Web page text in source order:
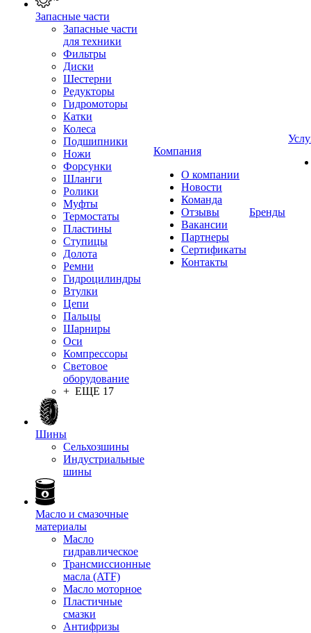
Запасные части
Запасные части
для техники
Фильтры
Диски
Шестерни
Редукторы
Гидромоторы
Катки
Колеса
Подшипники
Ножи
Форсунки
Шланги
Ролики
Муфты
Термостаты
Пластины
Ступицы
Долота
Ремни
Гидроцилиндры
Втулки
Цепи
Пальцы
Шарниры
Оси
Компрессоры
Световое
оборудование
+ ЕЩЕ 17
Шины
Сельхозшины
Индустриальные
шины
Масло и смазочные
материалы
Масло
гидравлическое
Трансмиссионные
масла (ATF)
Масло моторное
Пластичные
смазки
Антифризы
Компания
О компании
Новости
Команда
Отзывы
Вакансии
Партнеры
Сертификаты
Контакты
Бренды